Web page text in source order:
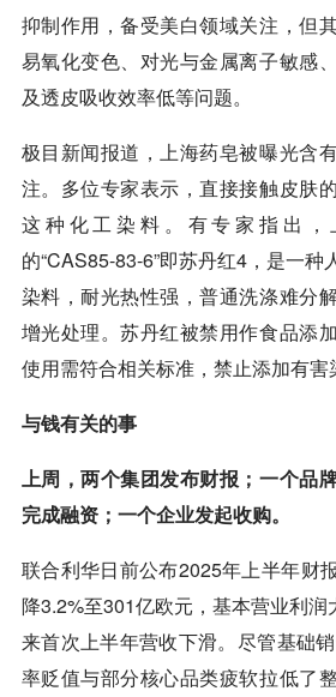
抑制作用，备受美白领域关注，但
易氧化变色、对光与金属离子敏感
及透皮吸收效率低等问题。
极目新闻报道，上海药皂被曝光含
注。多位专家表示，直接接触皮肤
这种化工染料。有专家指出，
的“CAS85-83-6”即苏丹红4，是一种
染料，耐光热性强，普通洗涤难分
增光处理。苏丹红被禁用作食品添
使用需符合相关标准，禁止添加有害
与钱有关的事
上周，两个集团发布财报；一个品
完成融资；一个企业发起收购。
联合利华日前公布2025年上半年财
降3.2%至301亿欧元，基本营业利
来首次上半年营收下滑。尽管基础
率贬值与部分核心品类疲软拉低了